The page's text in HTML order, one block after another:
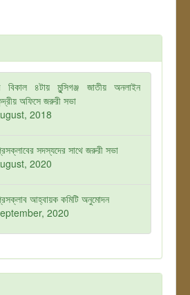
৪টায় মুন্সিগঞ্জ জাতীয় অনলাইন
অফিসে জরুরী সভা
2018
সদস্যদের সাথে জরুরী সভা
2020
আহ্বায়ক কমিটি অনুমোদন
2020